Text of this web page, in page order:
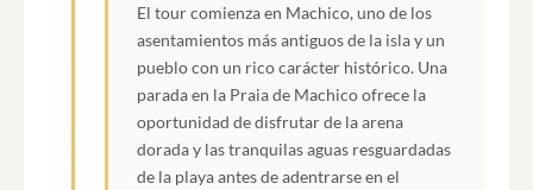
El tour comienza en Machico, uno de los
asentamientos más antiguos de la isla y un
pueblo con un rico carácter histórico. Una
parada en la Praia de Machico ofrece la
oportunidad de disfrutar de la arena
dorada y las tranquilas aguas resguardadas
de la playa antes de adentrarse en el